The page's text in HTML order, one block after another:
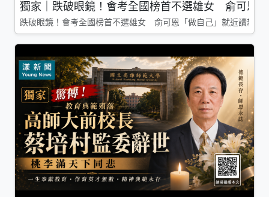
獨家｜跌破眼鏡！會考全國榜首不選雄女 俞可恩
跌破眼鏡！會考全國榜首不選雄女 俞可恩「做自己」就近讀新莊